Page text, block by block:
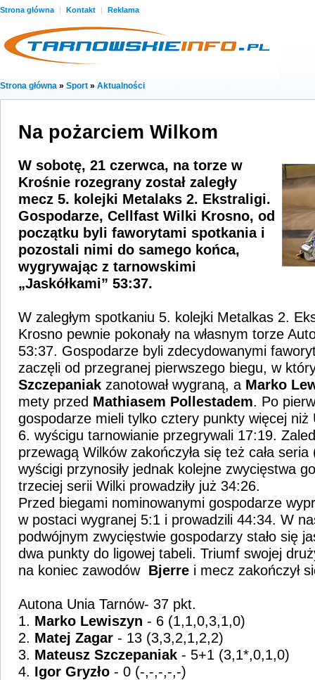
Strona główna | Kontakt | Reklama
Strona główna » Sport » Aktualności
Na pożarciem Wilkom
W sobotę, 21 czerwca, na torze w
Krośnie rozegrany został zaległy
mecz 5. kolejki Metalaks 2. Ekstraligi.
Gospodarze, Cellfast Wilki Krosno, od
początku byli faworytami spotkania i
pozostali nimi do samego końca,
wygrywając z tarnowskimi
„Jaskółkami” 53:37.
W zaległym spotkaniu 5. kolejki Metalkas 2.
Krosno pewnie pokonały na własnym torze
53:37. Gospodarze byli zdecydowanymi
zaczęli od przegranej pierwszego biegu, w
Szczepaniak zanotował wygraną, a Marko
mety przed Mathiasem Pollestadem. Po
gospodarze mieli tylko cztery punkty więcej niż
6. wyścigu tarnowianie przegrywali 17:19.
przewagą Wilków zakończyła się też cała
wyścigi przynosiły jednak kolejne zwycięstwa
trzeciej serii Wilki prowadziły już 34:26.
Przed biegami nominowanymi gospodarze
w postaci wygranej 5:1 i prowadzili 44:34. W
podwójnym zwycięstwie gospodarzy stało się
dwa punkty do ligowej tabeli. Triumf swojej
na koniec zawodów Bjerre i mecz zakończył
Autona Unia Tarnów- 37 pkt.
1. Marko Lewiszyn - 6 (1,1,0,3,1,0)
2. Matej Zagar - 13 (3,3,2,1,2,2)
3. Mateusz Szczepaniak - 5+1 (3,1*,0,1,0)
4. Igor Gryzło - 0 (-,-,-,-,-)